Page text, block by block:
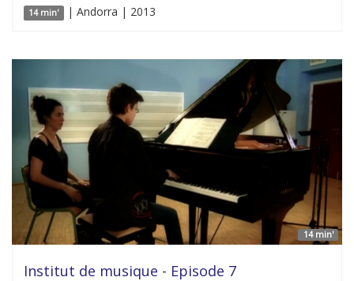
14 min' | Andorra | 2013
14 min'
Institut de musique - Episode 7